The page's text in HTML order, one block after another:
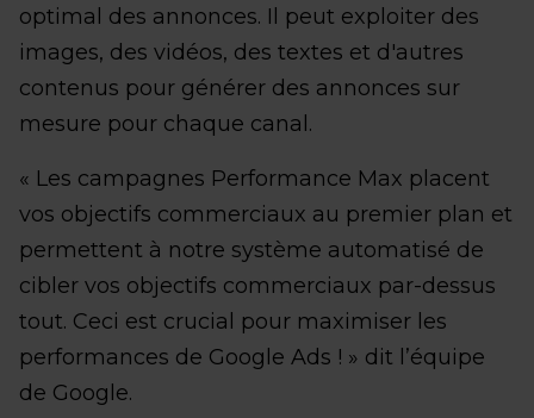
optimal des annonces. Il peut exploiter des
images, des vidéos, des textes et d'autres
contenus pour générer des annonces sur
mesure pour chaque canal.
« Les campagnes Performance Max placent
vos objectifs commerciaux au premier plan et
permettent à notre système automatisé de
cibler vos objectifs commerciaux par-dessus
tout. Ceci est crucial pour maximiser les
performances de Google Ads ! » dit l’équipe
de Google.